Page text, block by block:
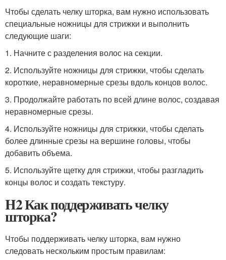
Чтобы сделать челку шторка, вам нужно использовать
специальные ножницы для стрижки и выполнить
следующие шаги:
1. Начните с разделения волос на секции.
2. Используйте ножницы для стрижки, чтобы сделать
короткие, неравномерные срезы вдоль концов волос.
3. Продолжайте работать по всей длине волос, создавая
неравномерные срезы.
4. Используйте ножницы для стрижки, чтобы сделать
более длинные срезы на вершине головы, чтобы
добавить объема.
5. Используйте щетку для стрижки, чтобы разгладить
концы волос и создать текстуру.
H2 Как поддерживать челку
шторка?
Чтобы поддерживать челку шторка, вам нужно
следовать нескольким простым правилам: